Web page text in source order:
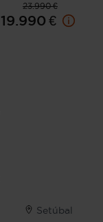
23.990 €
19.990 €
Setúbal